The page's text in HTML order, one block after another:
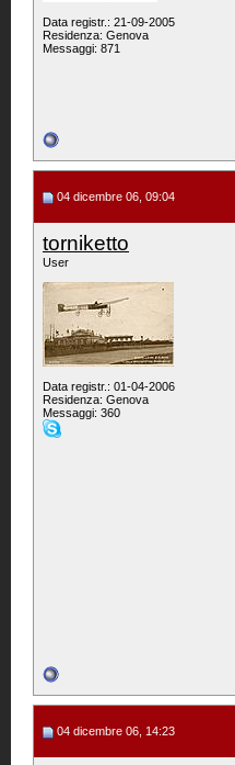
Data registr.: 21-09-2005
Residenza: Genova
Messaggi: 871
04 dicembre 06, 09:04
torniketto
User
Data registr.: 01-04-2006
Residenza: Genova
Messaggi: 360
04 dicembre 06, 14:23